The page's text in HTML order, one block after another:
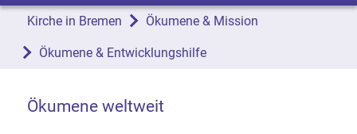
Kirche in Bremen Ökumene & Mission
Ökumene & Entwicklungshilfe
Ökumene weltweit